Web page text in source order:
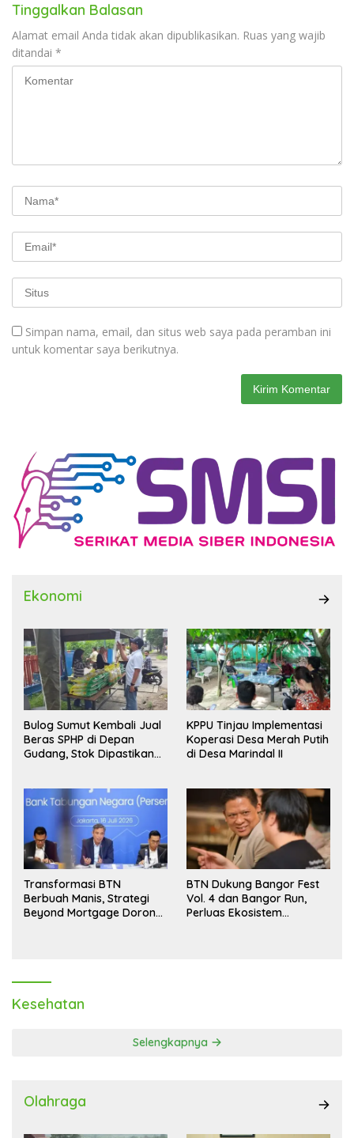
Tinggalkan Balasan
Alamat email Anda tidak akan dipublikasikan. Ruas yang wajib
ditandai *
Simpan nama, email, dan situs web saya pada peramban ini
untuk komentar saya berikutnya.
Ekonomi
Bulog Sumut Kembali Jual
Beras SPHP di Depan
Gudang, Stok Dipastikan
KPPU Tinjau Implementasi
Koperasi Desa Merah Putih
di Desa Marindal II
Transformasi BTN
Berbuah Manis, Strategi
Beyond Mortgage Dorong
BTN Dukung Bangor Fest
Vol. 4 dan Bangor Run,
Perluas Ekosistem
Kesehatan
Selengkapnya
Olahraga